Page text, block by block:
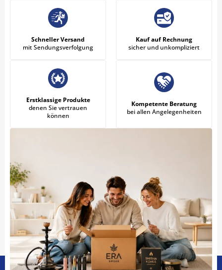
Schneller Versand
mit Sendungsverfolgung
Kauf auf Rechnung
sicher und unkompliziert
Erstklassige Produkte
denen Sie vertrauen
können
Kompetente Beratung
bei allen Angelegenheiten